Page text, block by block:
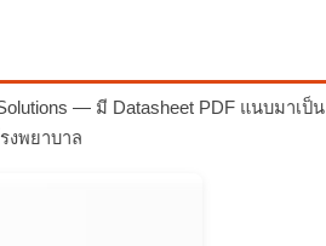
— มี Datasheet PDF แนบมาเป็น
งพยาบาล